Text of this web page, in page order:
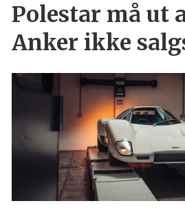
Polestar må ut
Anker ikke